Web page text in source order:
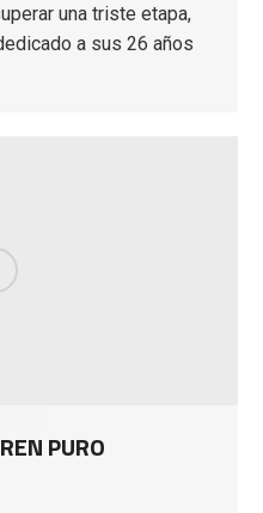
una triste etapa,
a sus 26 años
PURO